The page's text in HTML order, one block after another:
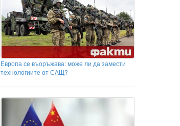
Европа се въоръжава: може ли да замести
технологиите от САЩ?